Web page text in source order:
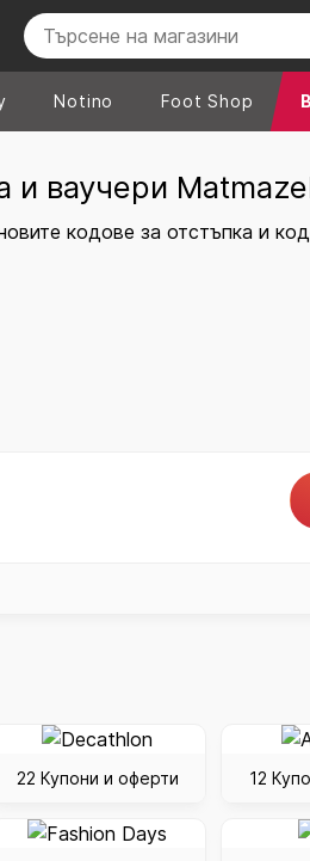
Notino Foot Shop
и ваучери
кодове за отстъпка и
22 Купони и оферти 12